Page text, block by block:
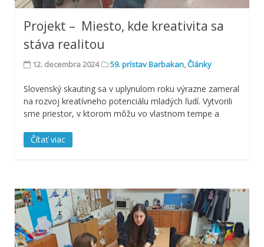
Projekt – Miesto, kde kreativita sa
stáva realitou
12. decembra 2024 59. prístav Barbakan,Články
Slovenský skauting sa v uplynulom roku výrazne zameral
na rozvoj kreatívneho potenciálu mladých ľudí. Vytvorili
sme priestor, v ktorom môžu vo vlastnom tempe a
Čítať viac